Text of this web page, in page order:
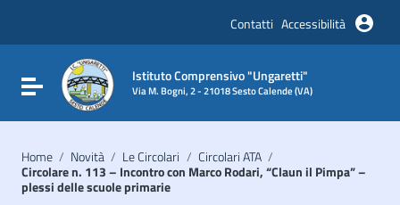
Vai al footer
Contatti Accessibilità
Attiva / disattiva la navigazione
Istituto Comprensivo "Ungaretti"
Via M. Bogni, 2 - 21018 Sesto Calende (VA)
Home / Novità / Le Circolari / Circolari ATA /
Circolare n. 113 – Incontro con Marco Rodari, “Claun il Pimpa” –
plessi delle scuole primarie